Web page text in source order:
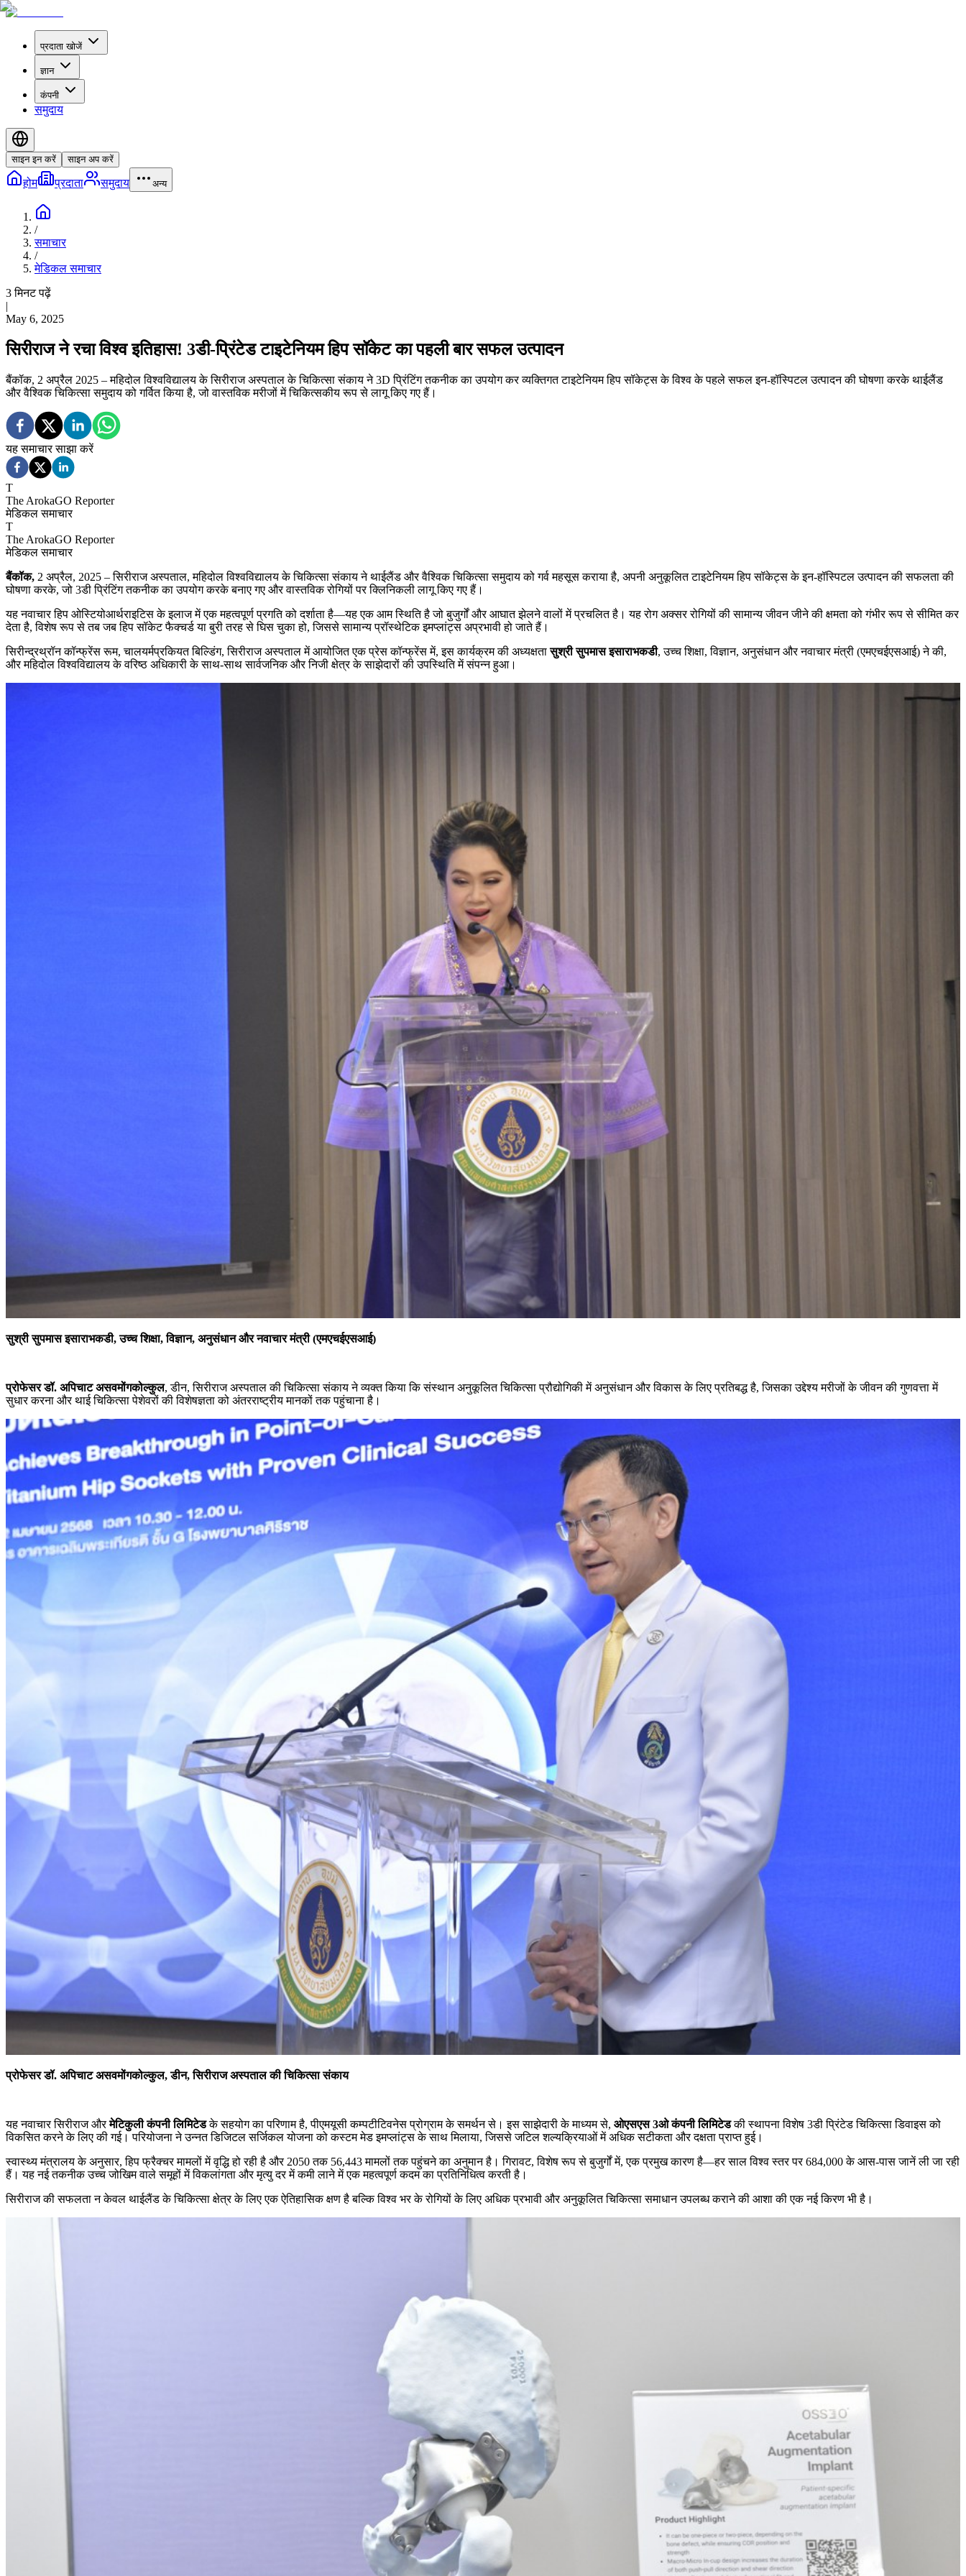
प्रदाता खोजें
ज्ञान
कंपनी
समुदाय
साइन इन करें साइन अप करें
होम प्रदाता समुदाय अन्य
/
समाचार
/
मेडिकल समाचार
3 मिनट पढ़ें
|
May 6, 2025
सिरीराज ने रचा विश्व इतिहास! 3डी-प्रिंटेड टाइटेनियम हिप सॉकेट का पहली बार सफल उत्पादन
बैंकॉक, 2 अप्रैल 2025 – महिदोल विश्वविद्यालय के सिरीराज अस्पताल के चिकित्सा संकाय ने 3D प्रिंटिंग तकनीक का उपयोग कर व्यक्तिगत टाइटेनियम हिप सॉकेट्स के विश्व के पहले सफल इन-हॉस्पिटल उत्पादन की घोषणा करके थाईलैंड
और वैश्विक चिकित्सा समुदाय को गर्वित किया है, जो वास्तविक मरीजों में चिकित्सकीय रूप से लागू किए गए हैं।
यह समाचार साझा करें
T
The ArokaGO Reporter
मेडिकल समाचार
T
The ArokaGO Reporter
मेडिकल समाचार
बैंकॉक, 2 अप्रैल, 2025 – सिरीराज अस्पताल, महिदोल विश्वविद्यालय के चिकित्सा संकाय ने थाईलैंड और वैश्विक चिकित्सा समुदाय को गर्व महसूस कराया है, अपनी अनुकूलित टाइटेनियम हिप सॉकेट्स के इन-हॉस्पिटल उत्पादन की सफलता की
घोषणा करके, जो 3डी प्रिंटिंग तकनीक का उपयोग करके बनाए गए और वास्तविक रोगियों पर क्लिनिकली लागू किए गए हैं।
यह नवाचार हिप ओस्टियोआर्थराइटिस के इलाज में एक महत्वपूर्ण प्रगति को दर्शाता है—यह एक आम स्थिति है जो बुजुर्गों और आघात झेलने वालों में प्रचलित है। यह रोग अक्सर रोगियों की सामान्य जीवन जीने की क्षमता को गंभीर रूप से सीमित कर
देता है, विशेष रूप से तब जब हिप सॉकेट फैक्चर्ड या बुरी तरह से घिस चुका हो, जिससे सामान्य प्रॉस्थेटिक इमप्लांट्स अप्रभावी हो जाते हैं।
सिरीन्द्रथ्रॉन कॉन्फ्रेंस रूम, चालयर्मप्रकियत बिल्डिंग, सिरीराज अस्पताल में आयोजित एक प्रेस कॉन्फ्रेंस में, इस कार्यक्रम की अध्यक्षतासुश्री सुपमास इसाराभकडी, उच्च शिक्षा, विज्ञान, अनुसंधान और नवाचार मंत्री (एमएचईएसआई) ने की,
और महिदोल विश्वविद्यालय के वरिष्ठ अधिकारी के साथ-साथ सार्वजनिक और निजी क्षेत्र के साझेदारों की उपस्थिति में संपन्न हुआ।
सुश्री सुपमास इसाराभकडी, उच्च शिक्षा, विज्ञान, अनुसंधान और नवाचार मंत्री (एमएचईएसआई)
प्रोफेसर डॉ. अपिचाट असवमोंगकोल्कुल, डीन, सिरीराज अस्पताल की चिकित्सा संकाय ने व्यक्त किया कि संस्थान अनुकूलित चिकित्सा प्रौद्योगिकी में अनुसंधान और विकास के लिए प्रतिबद्ध है, जिसका उद्देश्य मरीजों के जीवन की गुणवत्ता में
सुधार करना और थाई चिकित्सा पेशेवरों की विशेषज्ञता को अंतरराष्ट्रीय मानकों तक पहुंचाना है।
प्रोफेसर डॉ. अपिचाट असवमोंगकोल्कुल, डीन, सिरीराज अस्पताल की चिकित्सा संकाय
यह नवाचार सिरीराज औरमेटिकुली कंपनी लिमिटेडके सहयोग का परिणाम है, पीएमयूसी कम्पटीटिवनेस प्रोग्राम के समर्थन से। इस साझेदारी के माध्यम से, ओएसएस 3ओ कंपनी लिमिटेडकी स्थापना विशेष 3डी प्रिंटेड चिकित्सा डिवाइस को
विकसित करने के लिए की गई। परियोजना ने उन्नत डिजिटल सर्जिकल योजना को कस्टम मेड इमप्लांट्स के साथ मिलाया, जिससे जटिल शल्यक्रियाओं में अधिक सटीकता और दक्षता प्राप्त हुई।
स्वास्थ्य मंत्रालय के अनुसार, हिप फ्रैक्चर मामलों में वृद्धि हो रही है और 2050 तक 56,443 मामलों तक पहुंचने का अनुमान है। गिरावट, विशेष रूप से बुजुर्गों में, एक प्रमुख कारण है—हर साल विश्व स्तर पर 684,000 के आस-पास जानें ली जा रही
हैं। यह नई तकनीक उच्च जोखिम वाले समूहों में विकलांगता और मृत्यु दर में कमी लाने में एक महत्वपूर्ण कदम का प्रतिनिधित्व करती है।
सिरीराज की सफलता न केवल थाईलैंड के चिकित्सा क्षेत्र के लिए एक ऐतिहासिक क्षण है बल्कि विश्व भर के रोगियों के लिए अधिक प्रभावी और अनुकूलित चिकित्सा समाधान उपलब्ध कराने की आशा की एक नई किरण भी है।